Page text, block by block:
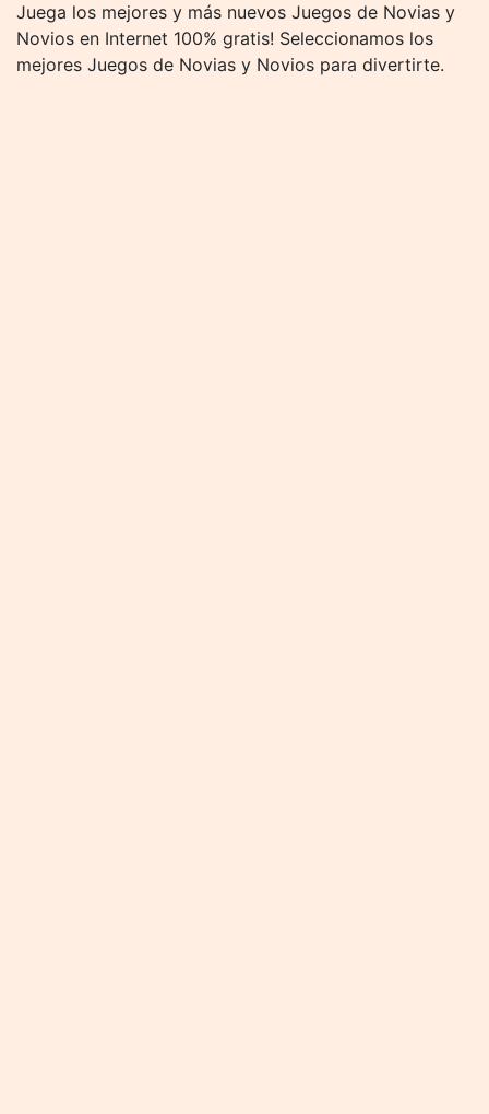
Juega los mejores y más nuevos Juegos de Novias y
Novios en Internet 100% gratis! Seleccionamos los
mejores Juegos de Novias y Novios para divertirte.